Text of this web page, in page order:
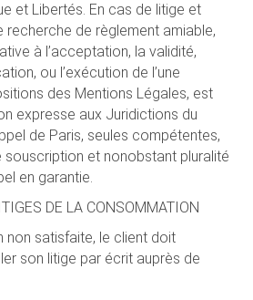
et Libertés. En cas de litige et
recherche de règlement amiable,
à l’acceptation, la validité,
ou l’exécution de l’une
des Mentions Légales, est
expresse aux Juridictions du
de Paris, seules compétentes,
souscription et nonobstant pluralité
en garantie.
DE LA CONSOMMATION
non satisfaite, le client doit
son litige par écrit auprès de